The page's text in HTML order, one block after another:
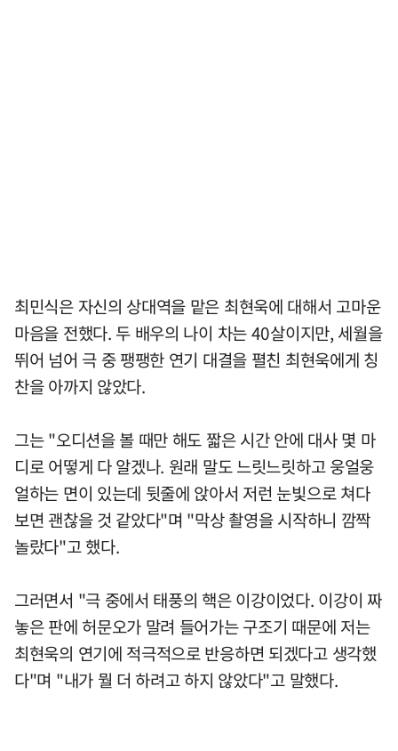
최민식은 자신의 상대역을 맡은 최현욱에 대해서 고마운
마음을 전했다. 두 배우의 나이 차는 40살이지만, 세월을
뛰어 넘어 극 중 팽팽한 연기 대결을 펼친 최현욱에게 칭
찬을 아까지 않았다.
그는 "오디션을 볼 때만 해도 짧은 시간 안에 대사 몇 마
디로 어떻게 다 알겠나. 원래 말도 느릿느릿하고 웅얼웅
얼하는 면이 있는데 뒷줄에 앉아서 저런 눈빛으로 쳐다
보면 괜찮을 것 같았다"며 "막상 촬영을 시작하니 깜짝
놀랐다"고 했다.
그러면서 "극 중에서 태풍의 핵은 이강이었다. 이강이 짜
놓은 판에 허문오가 말려 들어가는 구조기 때문에 저는
최현욱의 연기에 적극적으로 반응하면 되겠다고 생각했
다"며 "내가 뭘 더 하려고 하지 않았다"고 말했다.